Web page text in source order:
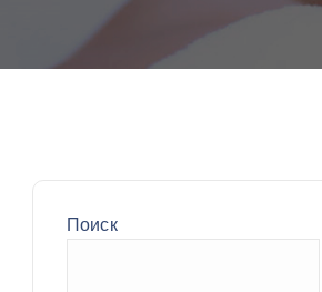
Поиск